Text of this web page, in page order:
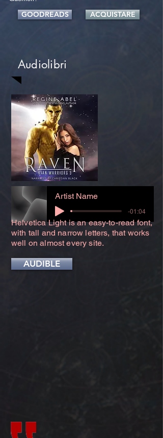
GOODREADS ACQUISTARE
Audiolibri
Artist Name
-01:04
Helvetica Light is an easy-to-read font,
with tall and narrow letters, that works
well on almost every site.
AUDIBLE